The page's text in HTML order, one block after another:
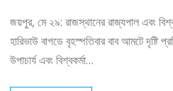
জয়পুর, মে ২৯: রাজস্থানের রাজ্যপাল এবং
হারিভাউ বাগডে বৃহস্পতিবার বাব আমটে দৃষ্টি
উপাচার্য এবং বিশ্বকর্মা…